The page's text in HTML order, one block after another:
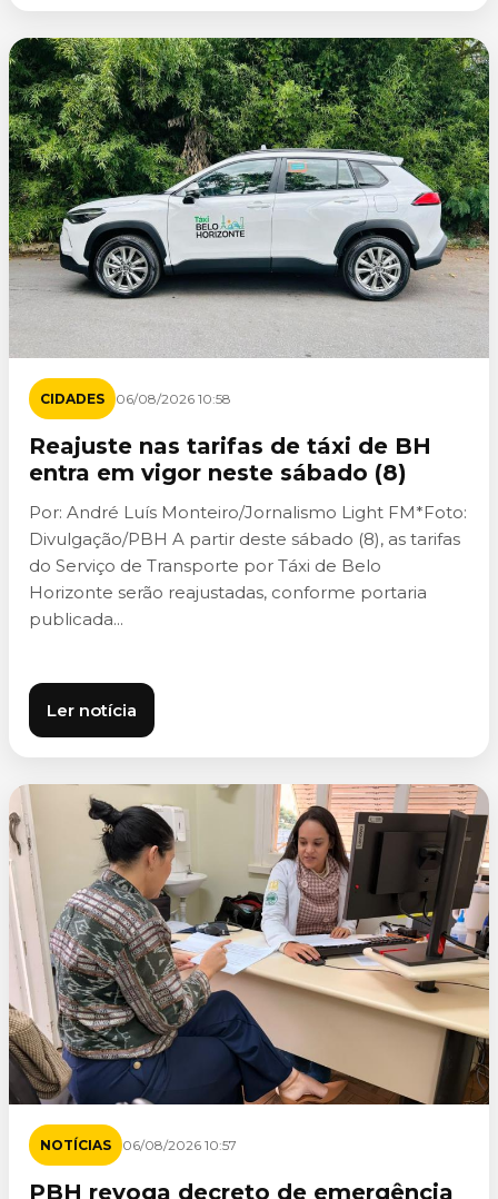
CIDADES 06/08/2026 10:58
Reajuste nas tarifas de táxi de BH
entra em vigor neste sábado (8)
Por: André Luís Monteiro/Jornalismo Light FM*Foto:
Divulgação/PBH A partir deste sábado (8), as tarifas
do Serviço de Transporte por Táxi de Belo
Horizonte serão reajustadas, conforme portaria
publicada...
Ler notícia
NOTÍCIAS 06/08/2026 10:57
PBH revoga decreto de emergência